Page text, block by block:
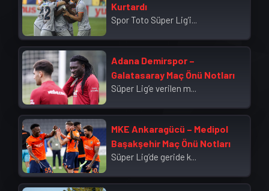
Kurtardı
Spor Toto Süper Lig’i...
Adana Demirspor –
Galatasaray Maç Önü Notları
Süper Lig’e verilen m...
MKE Ankaragücü – Medipol
Başakşehir Maç Önü Notları
Süper Lig’de geride k...